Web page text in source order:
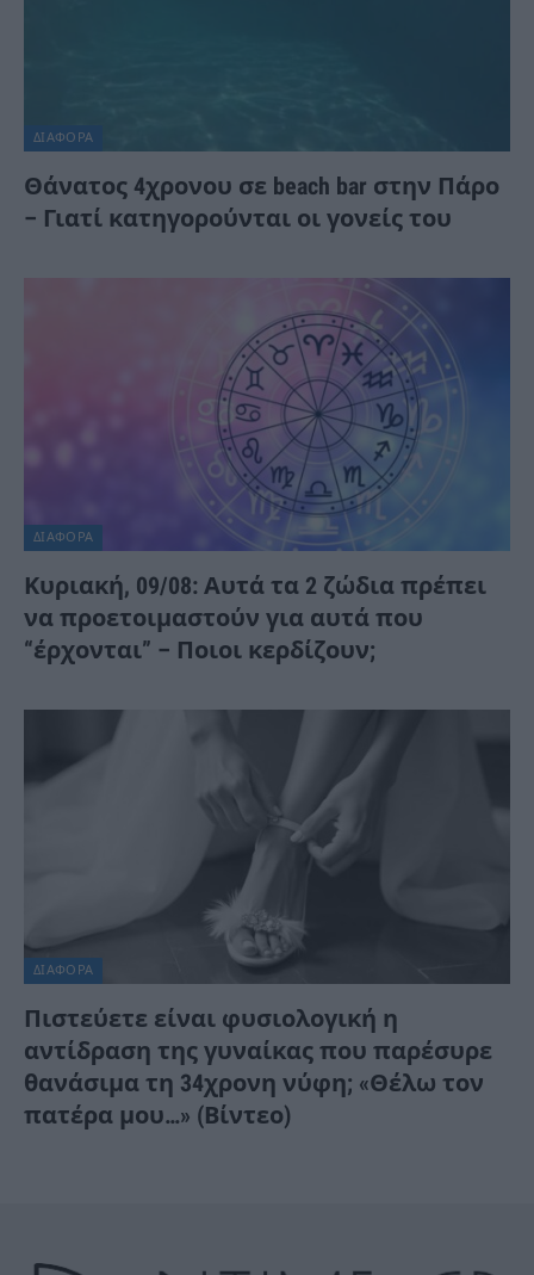
ΔΙΆΦΟΡΑ
Θάνατος 4χρονου σε beach bar στην Πάρο
– Γιατί κατηγορούνται οι γονείς του
ΔΙΆΦΟΡΑ
Κυριακή, 09/08: Αυτά τα 2 ζώδια πρέπει
να προετοιμαστούν για αυτά που
“έρχονται” – Ποιοι κερδίζουν;
ΔΙΆΦΟΡΑ
Πιστεύετε είναι φυσιολογική η
αντίδραση της γυναίκας που παρέσυρε
θανάσιμα τη 34χρονη νύφη; «Θέλω τον
πατέρα μου…» (Βίντεο)